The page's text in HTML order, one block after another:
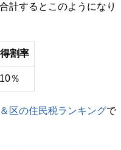
計するとこのようになり
割率
10％
区の住民税ランキングで